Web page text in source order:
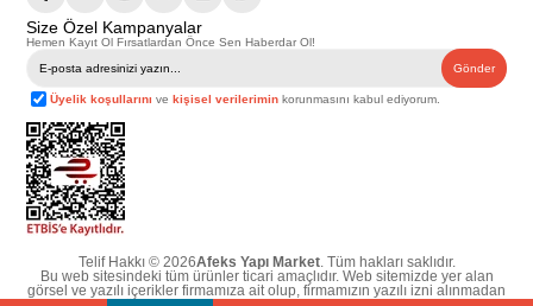
Size Özel Kampanyalar
Hemen Kayıt Ol Fırsatlardan Önce Sen Haberdar Ol!
Gönder
Üyelik koşullarını vekişisel verilerimin korunmasını kabul ediyorum.
Telif Hakkı © 2026Afeks Yapı Market. Tüm hakları saklıdır.
Bu web sitesindeki tüm ürünler ticari amaçlıdır. Web sitemizde yer alan
görsel ve yazılı içerikler firmamıza ait olup, firmamızın yazılı izni alınmadan